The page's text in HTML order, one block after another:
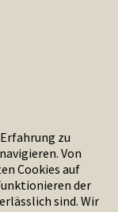
zu
Von
Cookies auf
der
sind. Wir